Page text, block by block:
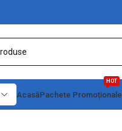
AcasăPachete Promoționale
HOT
Electrici